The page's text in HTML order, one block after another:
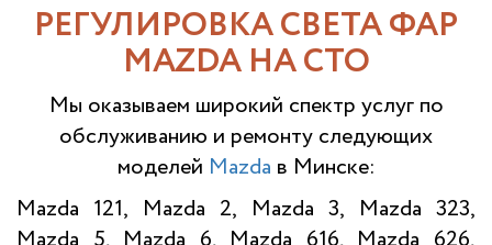
РЕГУЛИРОВКА СВЕТА ФАР
MAZDA НА СТО
Мы оказываем широкий спектр услуг по
обслуживанию и ремонту следующих
моделей Mazda в Минске:
Mazda 121, Mazda 2, Mazda 3, Mazda 323,